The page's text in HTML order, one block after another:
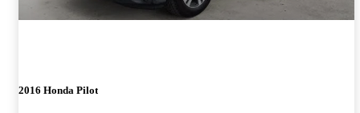
2016 Honda Pilot